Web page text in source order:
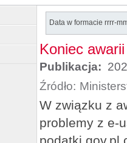
Data w formacie rrrr-
Koniec
Publikacja:
Źródło:
W związku z
problemy z e-